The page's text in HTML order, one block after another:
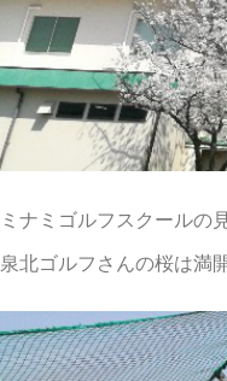
ミナミゴルフスクールの
泉北ゴルフさんの桜は満